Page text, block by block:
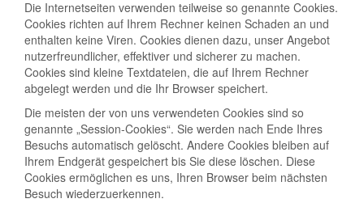
Die Internetseiten verwenden teilweise so genannte Cookies.
Cookies richten auf Ihrem Rechner keinen Schaden an und
enthalten keine Viren. Cookies dienen dazu, unser Angebot
nutzerfreundlicher, effektiver und sicherer zu machen.
Cookies sind kleine Textdateien, die auf Ihrem Rechner
abgelegt werden und die Ihr Browser speichert.
Die meisten der von uns verwendeten Cookies sind so
genannte „Session-Cookies“. Sie werden nach Ende Ihres
Besuchs automatisch gelöscht. Andere Cookies bleiben auf
Ihrem Endgerät gespeichert bis Sie diese löschen. Diese
Cookies ermöglichen es uns, Ihren Browser beim nächsten
Besuch wiederzuerkennen.